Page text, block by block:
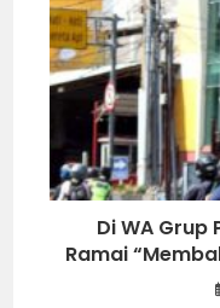
Di WA Grup
Ramai